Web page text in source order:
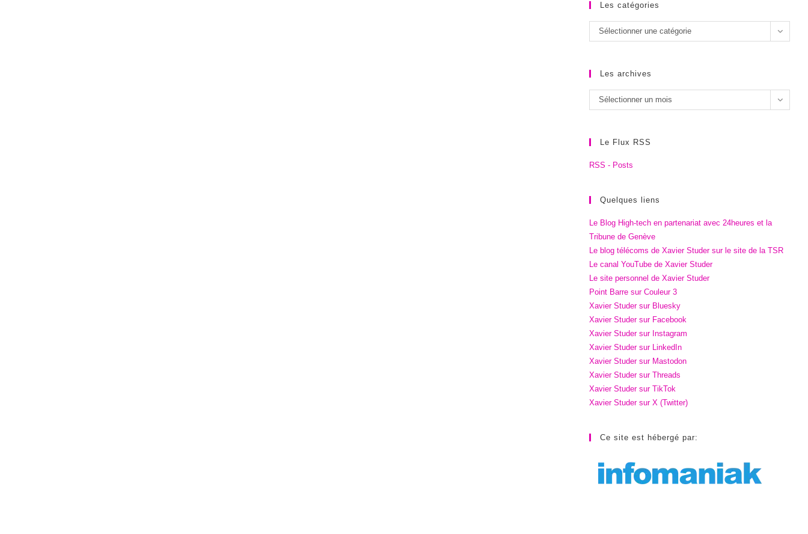
Les catégories
Les
catégories
Sélectionner une catégorie
Les archives
Les
archives
Sélectionner un mois
Le Flux RSS
RSS - Posts
Quelques liens
Le Blog High-tech en partenariat avec 24heures et la
Tribune de Genève
Le blog télécoms de Xavier Studer sur le site de la TSR
Le canal YouTube de Xavier Studer
Le site personnel de Xavier Studer
Point Barre sur Couleur 3
Xavier Studer sur Bluesky
Xavier Studer sur Facebook
Xavier Studer sur Instagram
Xavier Studer sur LinkedIn
Xavier Studer sur Mastodon
Xavier Studer sur Threads
Xavier Studer sur TikTok
Xavier Studer sur X (Twitter)
Ce site est hébergé par: